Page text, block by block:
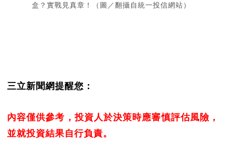
盒？實戰見真章！（圖／翻攝自統一投信網站）
三立新聞網提醒您：
內容僅供參考，投資人於決策時應審慎評估風險，
並就投資結果自行負責。